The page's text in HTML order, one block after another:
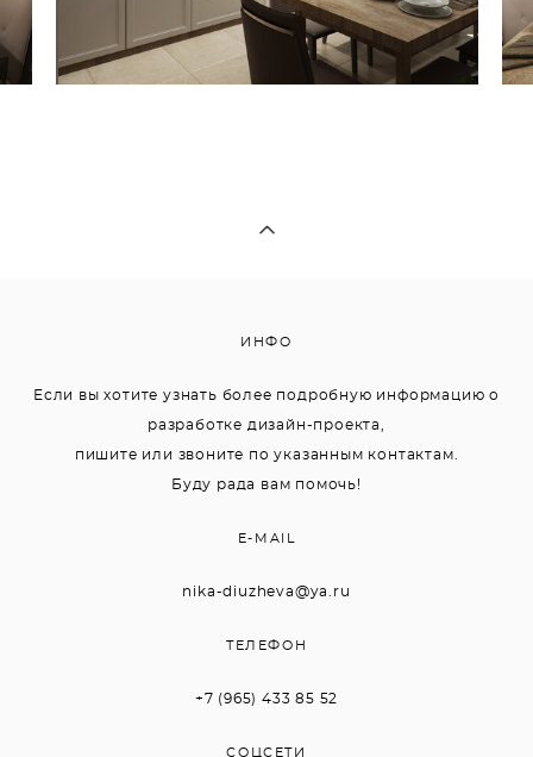
ИНФО
Если вы хотите узнать более подробную информацию о
разработке дизайн-проекта,
пишите или звоните по указанным контактам.
Буду рада вам помочь!
E-MAIL
nika-diuzheva@ya.ru
ТЕЛЕФОН
+7 (965) 433 85 52
СОЦСЕТИ